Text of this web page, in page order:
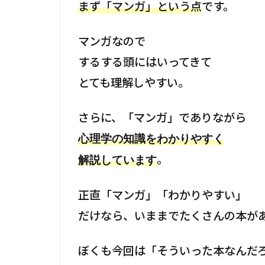
こ
2
進
本
音
3
と
め
まず「マンガ」という点です。
マンガなので
するする頭にはいってきて
とても理解しやすい。
さらに、「マンガ」でありながら
心理学の知識をわかりやすく
解説しています。
正直「マンガ」「わかりやすい」
だけなら、いままでたくさんの本が
ぼくも今回は「そういった本なんだ